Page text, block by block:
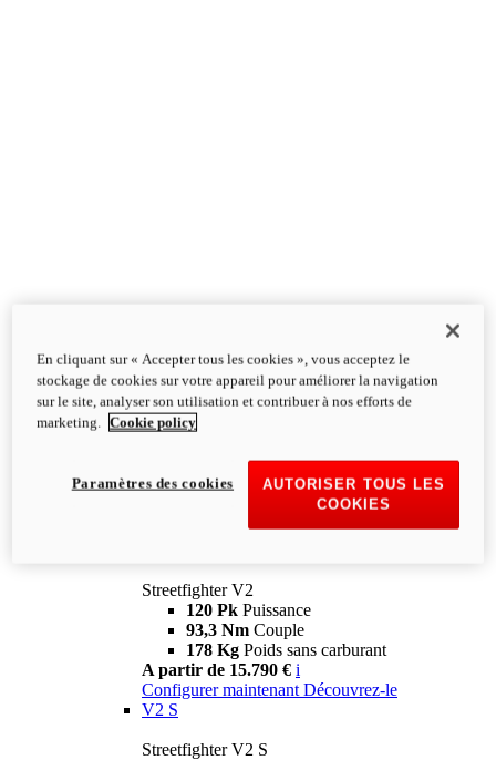
Streetfighter V2
120 Pk Puissance
93,3 Nm Couple
178 Kg Poids sans carburant
A partir de 15.790 € i
Configurer maintenant Découvrez-le
V2 S
Streetfighter V2 S
En cliquant sur « Accepter tous les cookies », vous acceptez le
stockage de cookies sur votre appareil pour améliorer la navigation
sur le site, analyser son utilisation et contribuer à nos efforts de
marketing.
Cookie policy
AUTORISER TOUS LES
COOKIES
Paramètres des cookies